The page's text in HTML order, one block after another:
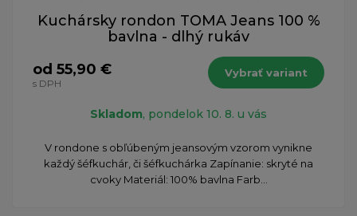
Kuchársky rondon TOMA Jeans 100 %
bavlna - dlhý rukáv
od 55,90 €
s DPH
Vybrať variant
Skladom, pondelok 10. 8. u vás
​V rondone s obľúbeným jeansovým vzorom vynikne
každý šéfkuchár, či šéfkuchárka Zapínanie: skryté na
cvoky Materiál: 100% bavlna Farb...